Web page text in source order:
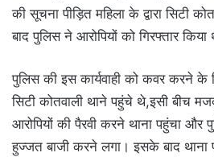
की सूचना पीड़ित महिला के द्वारा सिटी
बाद पुलिस ने आरोपियों को गिरफ्तार किया
पुलिस की इस कार्यवाही को कवर करने
सिटी कोतवाली थाने पहुंचे थे,इसी बीच
आरोपियों की पैरवी करने थाना पहुंचा और
हुज्जत बाजी करने लगा। इसके बाद थाना